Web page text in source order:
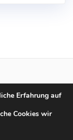
and the
Erfahrung auf
Cookies wir